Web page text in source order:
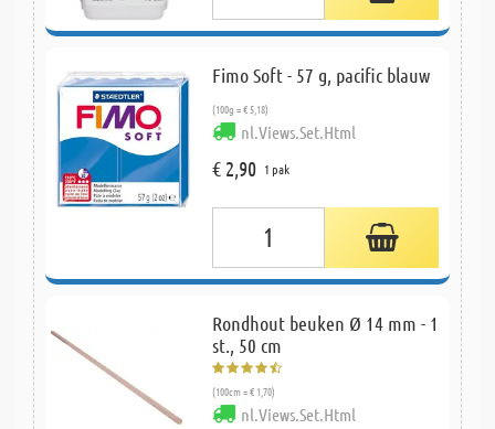
Fimo Soft - 57 g, pacific blauw
(100g = € 5,18)
nl.Views.Set.Html
€ 2,90 1 pak
Rondhout beuken Ø 14 mm - 1
st., 50 cm
(100cm = € 1,70)
nl.Views.Set.Html